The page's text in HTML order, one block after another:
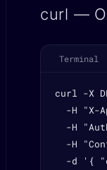
curl —
Terminal
curl -X
-H "X-
-H
-H
-d '{